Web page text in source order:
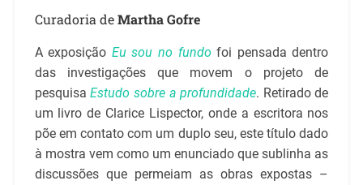
Curadoria deMartha Gofre
A exposição Eu sou no fundofoi pensada dentro
das investigações que movem o projeto de
pesquisaEstudo sobre a profundidade. Retirado de
um livro de Clarice Lispector, onde a escritora nos
põe em contato com um duplo seu, este título dado
à mostra vem como um enunciado que sublinha as
discussões que permeiam as obras expostas –